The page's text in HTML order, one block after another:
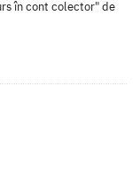
în cont colector" de